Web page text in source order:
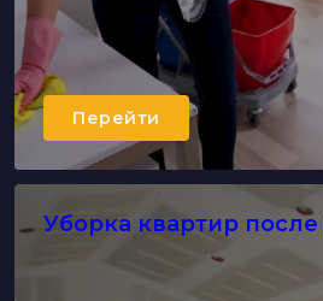
Перейти
Уборка квартир